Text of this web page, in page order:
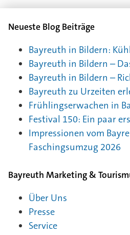
Neueste Blog Beiträge
Bayreuth in Bildern:
Bayreuth in Bildern –
Bayreuth in Bildern –
Bayreuth zu Urzeiten
Frühlingserwachen in
Festival 150: Ein paar
Impressionen vom
Faschingsumzug 2026
Bayreuth Marketing &
Über Uns
Presse
Service